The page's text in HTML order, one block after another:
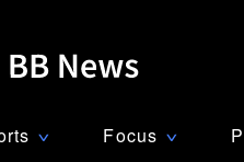
∨ Focus ∨